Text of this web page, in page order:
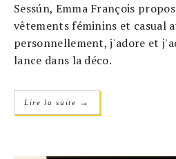
Sessún, Emma François
vêtements féminins et casual
personnellement, j'adore et
lance dans la déco.
Lire la suite →